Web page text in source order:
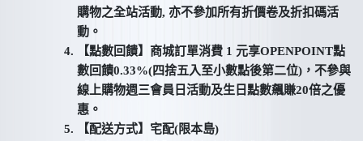
購物之全站活動, 亦不參加所有折價卷及折扣碼活
動。
【點數回饋】商城訂單消費 1 元享OPENPOINT點
數回饋0.33%(四捨五入至小數點後第二位)，不參與
線上購物週三會員日活動及生日點數飆賺20倍之優
惠。
【配送方式】宅配(限本島)